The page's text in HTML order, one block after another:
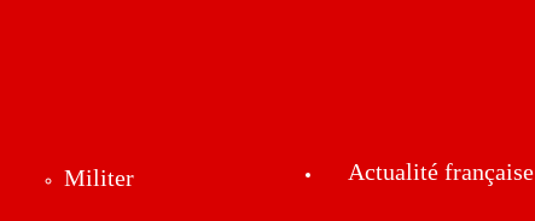
Militer Actualité française